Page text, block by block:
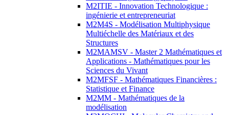
M2ITIE - Innovation Technologique :
ingénierie et entrepreneuriat
M2M4S - Modélisation Multiphysique
Multiéchelle des Matériaux et des
Structures
M2MAMSV - Master 2 Mathématiques et
Applications - Mathématiques pour les
Sciences du Vivant
M2MFSF - Mathématiques Financières :
Statistique et Finance
M2MM - Mathématiques de la
modélisation